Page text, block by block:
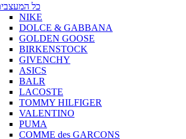
כל
NIKE
DOLCE & GABBANA
GOLDEN GOOSE
BIRKENSTOCK
GIVENCHY
ASICS
BALR
LACOSTE
TOMMY HILFIGER
VALENTINO
PUMA
COMME des GARCONS